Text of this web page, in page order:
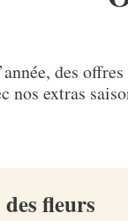
des
nos extras
fleurs